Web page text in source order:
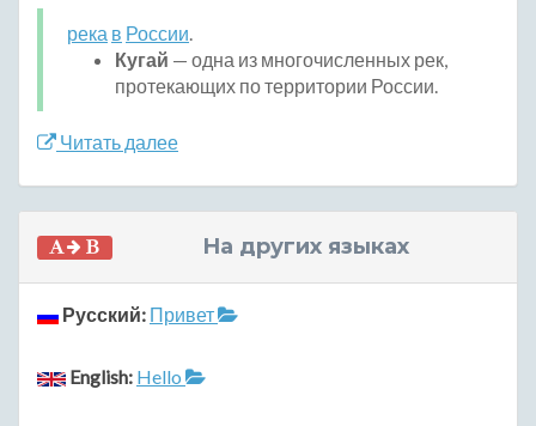
река в России.
Кугай — одна из многочисленных рек,
протекающих по территории России.
Читать далее
На других языках
Русский: Привет
English: Hello